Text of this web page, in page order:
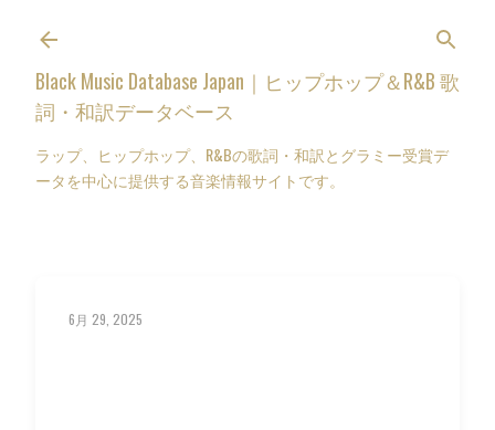
スキップしてメイン コンテンツに移動
Black Music Database Japan｜ヒップホップ＆R&B 歌
詞・和訳データベース
ラップ、ヒップホップ、R&Bの歌詞・和訳とグラミー受賞デ
ータを中心に提供する音楽情報サイトです。
6月 29, 2025